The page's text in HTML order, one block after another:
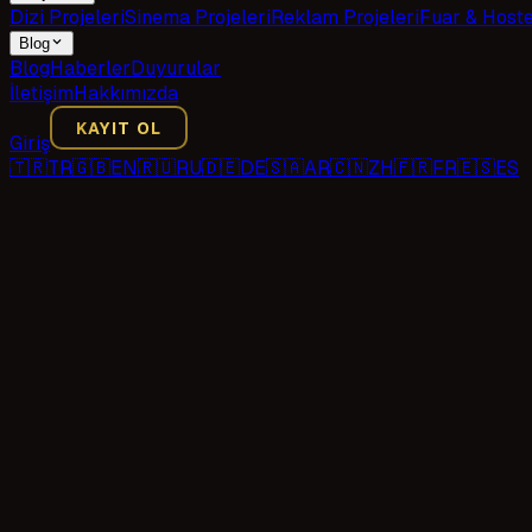
Dizi ProjeleriSinema ProjeleriReklam ProjeleriFuar &
Blog
BlogHaberlerDuyurular
İletişimHakkımızda
Giriş
KAYIT OL
🇹🇷TR🇬🇧EN🇷🇺RU🇩🇪DE🇸🇦AR🇨🇳ZH🇫🇷FR🇪🇸ES